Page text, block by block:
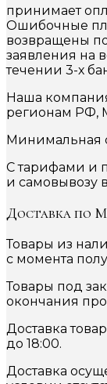
принимает
Ошибочные
возвращены
заявления на
течении 3-х
Наша
регионам РФ,
Минимальная
С тарифами и
и самовывозу
Доставка по
Товары из
с момента
Товары под
окончания
Доставка
до 18:00.
Доставка